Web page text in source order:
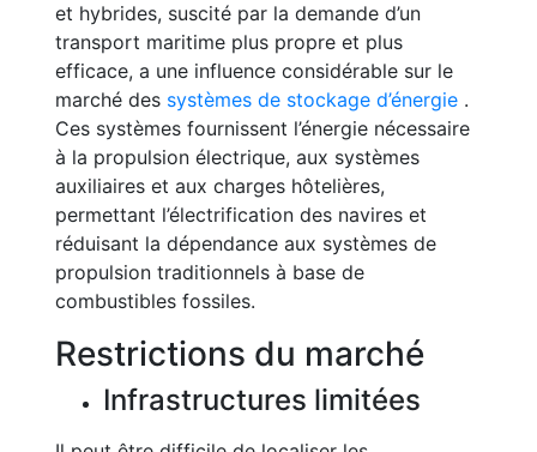
et hybrides, suscité par la demande d’un
transport maritime plus propre et plus
efficace, a une influence considérable sur le
marché des systèmes de stockage d’énergie .
Ces systèmes fournissent l’énergie nécessaire
à la propulsion électrique, aux systèmes
auxiliaires et aux charges hôtelières,
permettant l’électrification des navires et
réduisant la dépendance aux systèmes de
propulsion traditionnels à base de
combustibles fossiles.
Restrictions du marché
Infrastructures limitées